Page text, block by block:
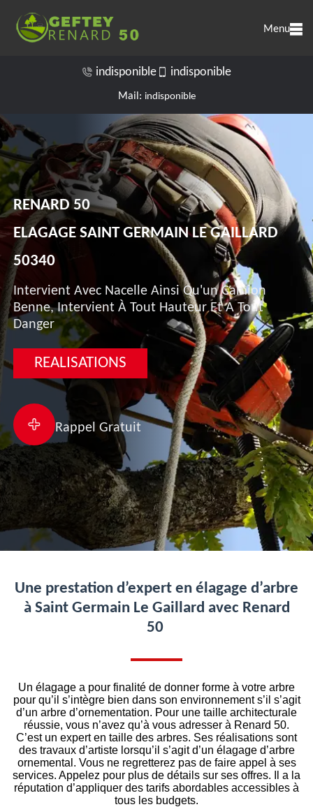
Menu
indisponible indisponible
Mail: indisponible
RENARD 50
ELAGAGE SAINT GERMAIN LE GAILLARD
50340
Intervient Avec Nacelle Ainsi Qu'un Camion
Benne, Intervient À Tout Hauteur Et A Tout
Danger
REALISATIONS
Rappel Gratuit
Une prestation d’expert en élagage d’arbre
à Saint Germain Le Gaillard avec Renard
50
Un élagage a pour finalité de donner forme à votre arbre
pour qu’il s’intègre bien dans son environnement s’il s’agit
d’un arbre d’ornementation. Pour une taille architecturale
réussie, vous n’avez qu’à vous adresser à Renard 50.
C’est un expert en taille des arbres. Ses réalisations sont
des travaux d’artiste lorsqu’il s’agit d’un élagage d’arbre
ornemental. Vous ne regretterez pas de faire appel à ses
services. Appelez pour plus de détails sur ses offres. Il a la
réputation d’appliquer des tarifs abordables accessibles à
tous les budgets.